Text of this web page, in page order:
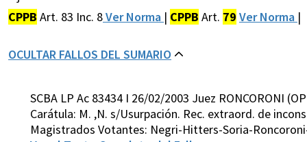
CPPB Art. 83 Inc. 8Ver Norma | CPPB Art. 79 Ver Norma |
OCULTAR FALLOS DEL SUMARIO
SCBA LP Ac 83434 I 26/02/2003 Juez RONCORONI
Carátula: M. ,N. s/Usurpación. Rec. extraord. de
Magistrados Votantes: Negri-Hitters-Soria-